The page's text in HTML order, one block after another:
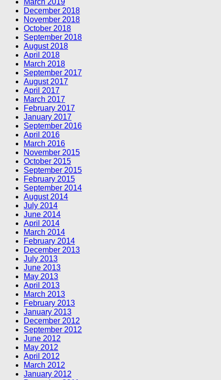
March 2019
December 2018
November 2018
October 2018
September 2018
August 2018
April 2018
March 2018
September 2017
August 2017
April 2017
March 2017
February 2017
January 2017
September 2016
April 2016
March 2016
November 2015
October 2015
September 2015
February 2015
September 2014
August 2014
July 2014
June 2014
April 2014
March 2014
February 2014
December 2013
July 2013
June 2013
May 2013
April 2013
March 2013
February 2013
January 2013
December 2012
September 2012
June 2012
May 2012
April 2012
March 2012
January 2012